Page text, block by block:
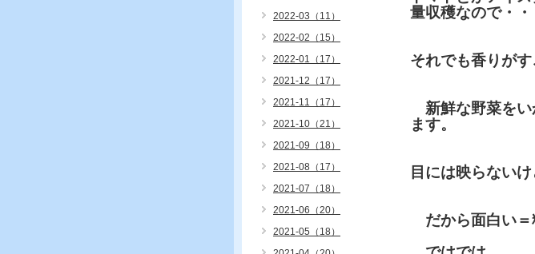
量収穫なので・・
それでも香りが
新鮮な野菜をい
ます。
目には映らないけ
だから面白い＝
2022-03（11）
2022-02（15）
2022-01（17）
2021-12（17）
2021-11（17）
2021-10（21）
2021-09（18）
2021-08（17）
2021-07（18）
2021-06（20）
2021-05（18）